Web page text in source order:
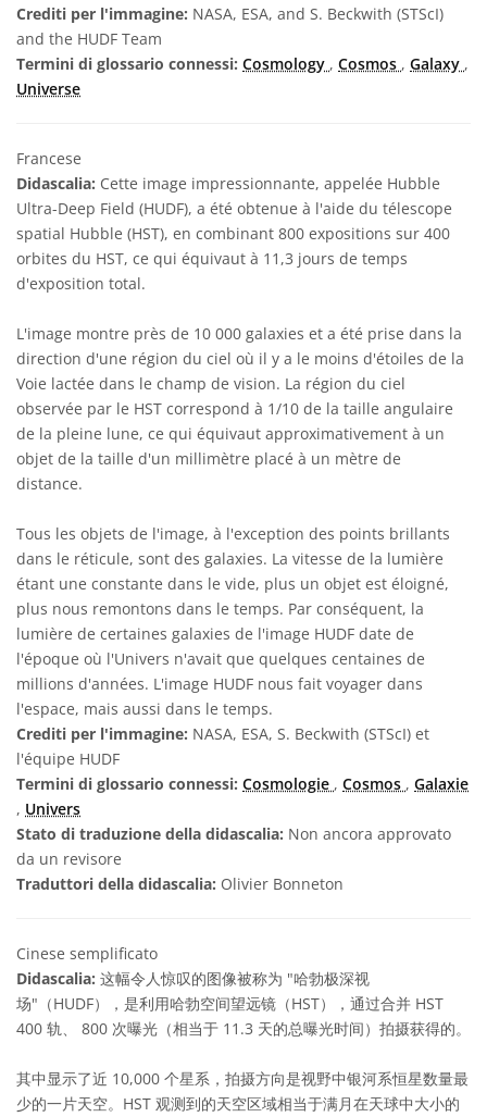
Crediti per l'immagine: NASA, ESA, and S. Beckwith (STScI)
and the HUDF Team
Termini di glossario connessi: Cosmology , Cosmos , Galaxy ,
Universe
Francese
Didascalia: Cette image impressionnante, appelée Hubble
Ultra-Deep Field (HUDF), a été obtenue à l'aide du télescope
spatial Hubble (HST), en combinant 800 expositions sur 400
orbites du HST, ce qui équivaut à 11,3 jours de temps
d'exposition total.
L'image montre près de 10 000 galaxies et a été prise dans la
direction d'une région du ciel où il y a le moins d'étoiles de la
Voie lactée dans le champ de vision. La région du ciel
observée par le HST correspond à 1/10 de la taille angulaire
de la pleine lune, ce qui équivaut approximativement à un
objet de la taille d'un millimètre placé à un mètre de
distance.
Tous les objets de l'image, à l'exception des points brillants
dans le réticule, sont des galaxies. La vitesse de la lumière
étant une constante dans le vide, plus un objet est éloigné,
plus nous remontons dans le temps. Par conséquent, la
lumière de certaines galaxies de l'image HUDF date de
l'époque où l'Univers n'avait que quelques centaines de
millions d'années. L'image HUDF nous fait voyager dans
l'espace, mais aussi dans le temps.
Crediti per l'immagine: NASA, ESA, S. Beckwith (STScI) et
l'équipe HUDF
Termini di glossario connessi: Cosmologie , Cosmos , Galaxie
, Univers
Stato di traduzione della didascalia: Non ancora approvato
da un revisore
Traduttori della didascalia: Olivier Bonneton
Cinese semplificato
Didascalia: 这幅令人惊叹的图像被称为 "哈勃极深视
场"（HUDF），是利用哈勃空间望远镜（HST），通过合并 HST
400 轨、 800 次曝光（相当于 11.3 天的总曝光时间）拍摄获得的。
其中显示了近 10,000 个星系，拍摄方向是视野中银河系恒星数量最
少的一片天空。HST 观测到的天空区域相当于满月在天球中大小的